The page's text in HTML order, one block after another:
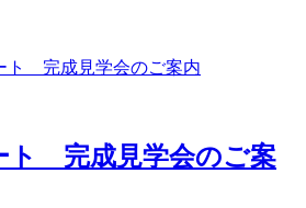
ト 完成見学会のご案